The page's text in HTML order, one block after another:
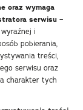
oraz wymaga
serwisu –
i
pobierania,
treści,
serwisu oraz
charakter tych